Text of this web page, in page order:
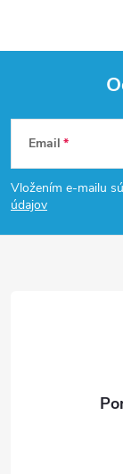
Z
á
p
Email
Vložením e-mailu
údajov